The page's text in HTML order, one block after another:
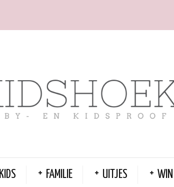
KIDS FAMILIE UITJES WIN